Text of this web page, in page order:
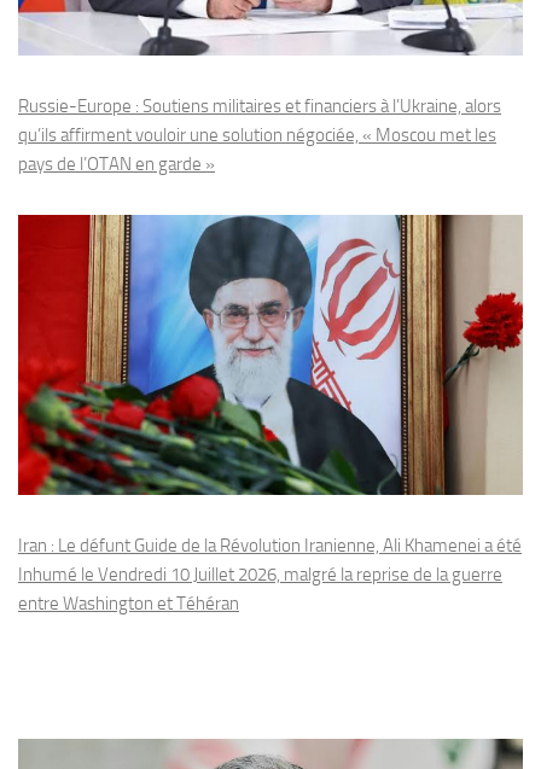
Russie-Europe : Soutiens militaires et financiers à l’Ukraine, alors
qu’ils affirment vouloir une solution négociée, « Moscou met les
pays de l’OTAN en garde »
Iran : Le défunt Guide de la Révolution Iranienne, Ali Khamenei a été
Inhumé le Vendredi 10 Juillet 2026, malgré la reprise de la guerre
entre Washington et Téhéran